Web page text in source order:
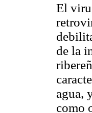
El
de la
agua,
como